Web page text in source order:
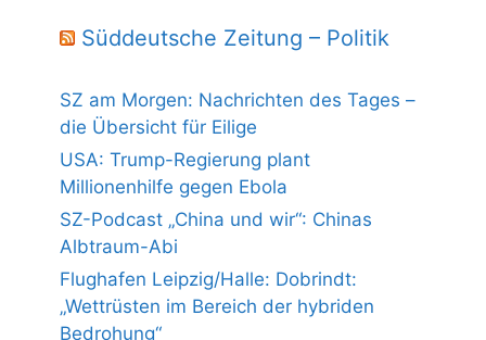
Süddeutsche Zeitung – Politik
SZ am Morgen: Nachrichten des Tages –
die Übersicht für Eilige
USA: Trump-Regierung plant
Millionenhilfe gegen Ebola
SZ-Podcast „China und wir“: Chinas
Albtraum-Abi
Flughafen Leipzig/Halle: Dobrindt:
„Wettrüsten im Bereich der hybriden
Bedrohung“